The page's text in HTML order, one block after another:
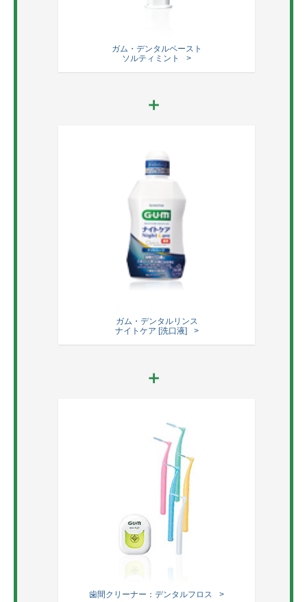
ガム・デンタルペースト
ソルティミント
ガム・デンタルリンス
ナイトケア [洗口液]
歯間クリーナー：デンタルフロス